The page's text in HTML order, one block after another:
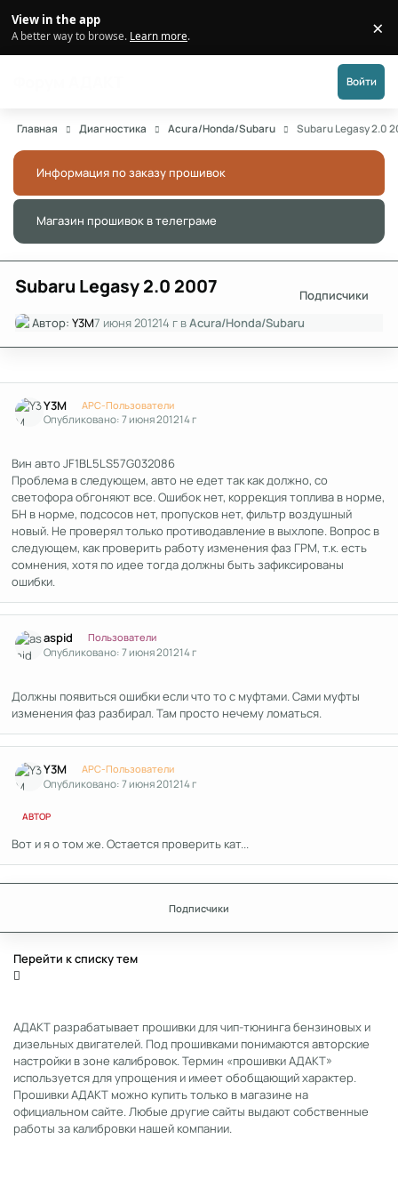
View in the app
A better way to browse. Learn more. ×
Войти
Главная Диагностика Acura/Honda/Subaru Subaru Legasy 2.0
Информация по заказу прошивок
Магазин прошивок в телеграме
Subaru Legasy 2.0 2007
Подписчики
Автор:Y3M7 июня 201214 г вAcura/Honda/Subaru
Y3M APC-Пользователи
Опубликовано:7 июня 201214 г
Вин авто JF1BL5LS57G032086
Проблема в следующем, авто не едет так как должно, со
светофора обгоняют все. Ошибок нет, коррекция топлива в норме,
БН в норме, подсосов нет, пропусков нет, фильтр воздушный
новый. Не проверял только противодавление в выхлопе. Вопрос в
следующем, как проверить работу изменения фаз ГРМ, т.к. есть
сомнения, хотя по идее тогда должны быть зафиксированы
ошибки.
aspid Пользователи
Опубликовано:7 июня 201214 г
Должны появиться ошибки если что то с муфтами. Сами муфты
изменения фаз разбирал. Там просто нечему ломаться.
Y3M APC-Пользователи
Опубликовано:7 июня 201214 г
АВТОР
Вот и я о том же. Остается проверить кат...
Подписчики
Перейти к списку тем
АДАКТ разрабатывает прошивки для чип-тюнинга бензиновых и
дизельных двигателей. Под прошивками понимаются авторские
настройки в зоне калибровок. Термин «прошивки АДАКТ»
используется для упрощения и имеет обобщающий характер.
Прошивки АДАКТ можно купить только в магазине на
официальном сайте. Любые другие сайты выдают собственные
работы за калибровки нашей компании.